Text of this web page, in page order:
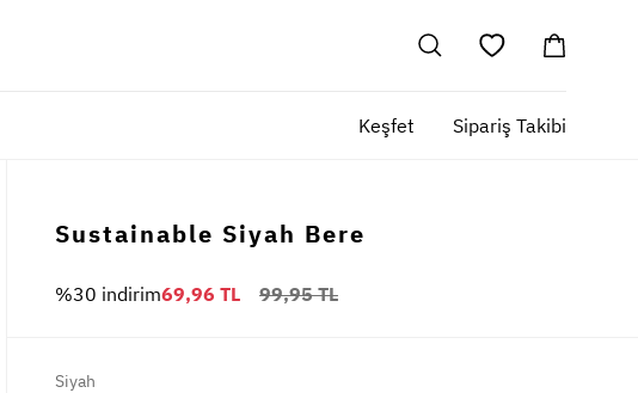
Keşfet Sipariş Takibi
Sustainable Siyah Bere
99,95 TL
%30 indirim69,96 TL
Siyah